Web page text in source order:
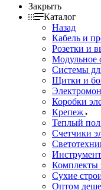
Закрыть
Каталог
Назад
Кабель и
Розетки и
Модульное
Системы
Щитки и
Коробки
Крепеж
Теплый пол
Счетчики
Комплекты
Сухие
Оптом